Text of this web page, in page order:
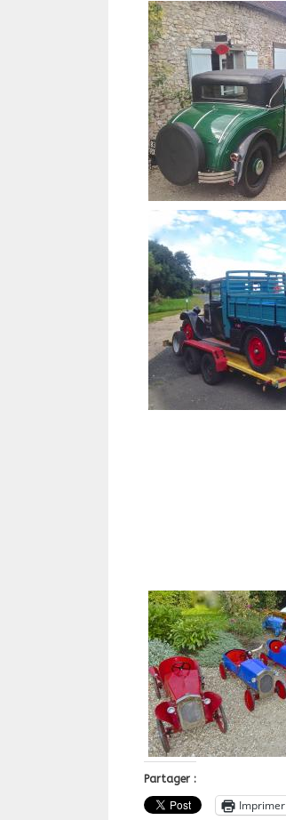
Partager :
Imprimer